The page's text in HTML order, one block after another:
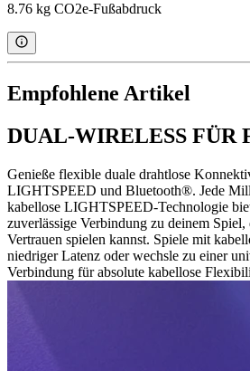
8.76 kg CO2e-Fußabdruck
Empfohlene Artikel
DUAL-WIRELESS
Genieße flexible duale drahtlose
LIGHTSPEED und Bluetooth®. Jede
kabellose LIGHTSPEED-Technologie
zuverlässige Verbindung zu deinem
Vertrauen spielen kannst. Spiele mit
niedriger Latenz oder wechsle zu einer
Verbindung für absolute kabellose